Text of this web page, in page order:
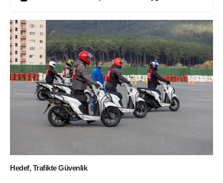
Hedef, Trafikte Güvenlik